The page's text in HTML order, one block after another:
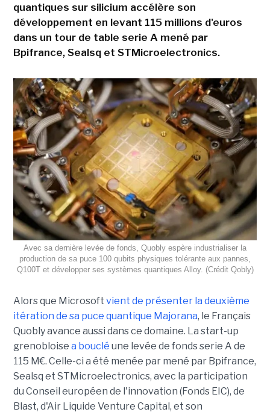
quantiques sur silicium accélère son
développement en levant 115 millions d'euros
dans un tour de table serie A mené par
Bpifrance, Sealsq et STMicroelectronics.
Avec sa dernière levée de fonds, Quobly espère industrialiser la
production de sa puce 100 qubits physiques tolérante aux pannes,
Q100T et développer ses systèmes quantiques Alloy. (Crédit Qobly)
Alors que Microsoft vient de présenter la deuxième
itération de sa puce quantique Majorana, le Français
Quobly avance aussi dans ce domaine. La start-up
grenobloise a bouclé une levée de fonds serie A de
115 M€. Celle-ci a été menée par mené par Bpifrance,
Sealsq et STMicroelectronics, avec la participation
du Conseil européen de l'innovation (Fonds EIC), de
Blast, d'Air Liquide Venture Capital, et son